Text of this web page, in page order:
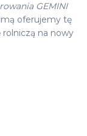
GEMINI
oferujemy tę
na nowy